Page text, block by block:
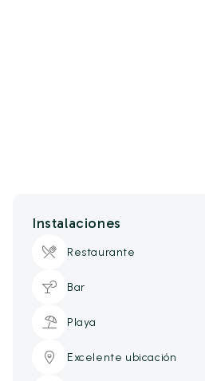
Instalaciones
Restaurante
Bar
Playa
Excelente ubicación